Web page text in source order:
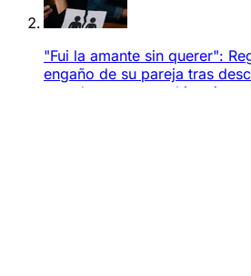
"Fui la amante sin querer":
engaño de su pareja tras
casado; esta es su historia